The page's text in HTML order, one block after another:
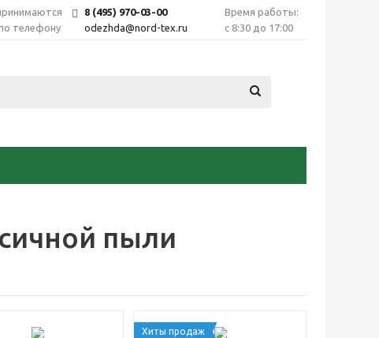
Время работы:
с 8:30 до 17:00
8 (495) 970-03-00
odezhda@nord-tex.ru
телефону
пыли
Хиты продаж